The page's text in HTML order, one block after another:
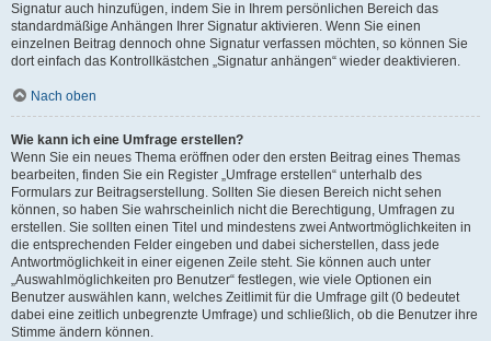
Signatur auch hinzufügen, indem Sie in Ihrem persönlichen Bereich das
standardmäßige Anhängen Ihrer Signatur aktivieren. Wenn Sie einen
einzelnen Beitrag dennoch ohne Signatur verfassen möchten, so können Sie
dort einfach das Kontrollkästchen „Signatur anhängen“ wieder deaktivieren.
Nach oben
Wie kann ich eine Umfrage erstellen?
Wenn Sie ein neues Thema eröffnen oder den ersten Beitrag eines Themas
bearbeiten, finden Sie ein Register „Umfrage erstellen“ unterhalb des
Formulars zur Beitragserstellung. Sollten Sie diesen Bereich nicht sehen
können, so haben Sie wahrscheinlich nicht die Berechtigung, Umfragen zu
erstellen. Sie sollten einen Titel und mindestens zwei Antwortmöglichkeiten in
die entsprechenden Felder eingeben und dabei sicherstellen, dass jede
Antwortmöglichkeit in einer eigenen Zeile steht. Sie können auch unter
„Auswahlmöglichkeiten pro Benutzer“ festlegen, wie viele Optionen ein
Benutzer auswählen kann, welches Zeitlimit für die Umfrage gilt (0 bedeutet
dabei eine zeitlich unbegrenzte Umfrage) und schließlich, ob die Benutzer ihre
Stimme ändern können.